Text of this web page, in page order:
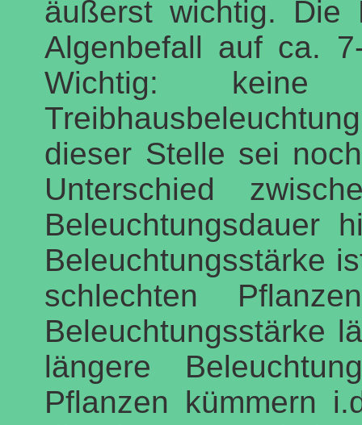
äußerst wichtig. Die
Algenbefall auf ca.
Wichtig:
dieser Stelle sei
Unterschied
Beleuchtungsdauer
Beleuchtungsstärke
schlechten
Beleuchtungsstärke
längere
Pflanzen kümmern